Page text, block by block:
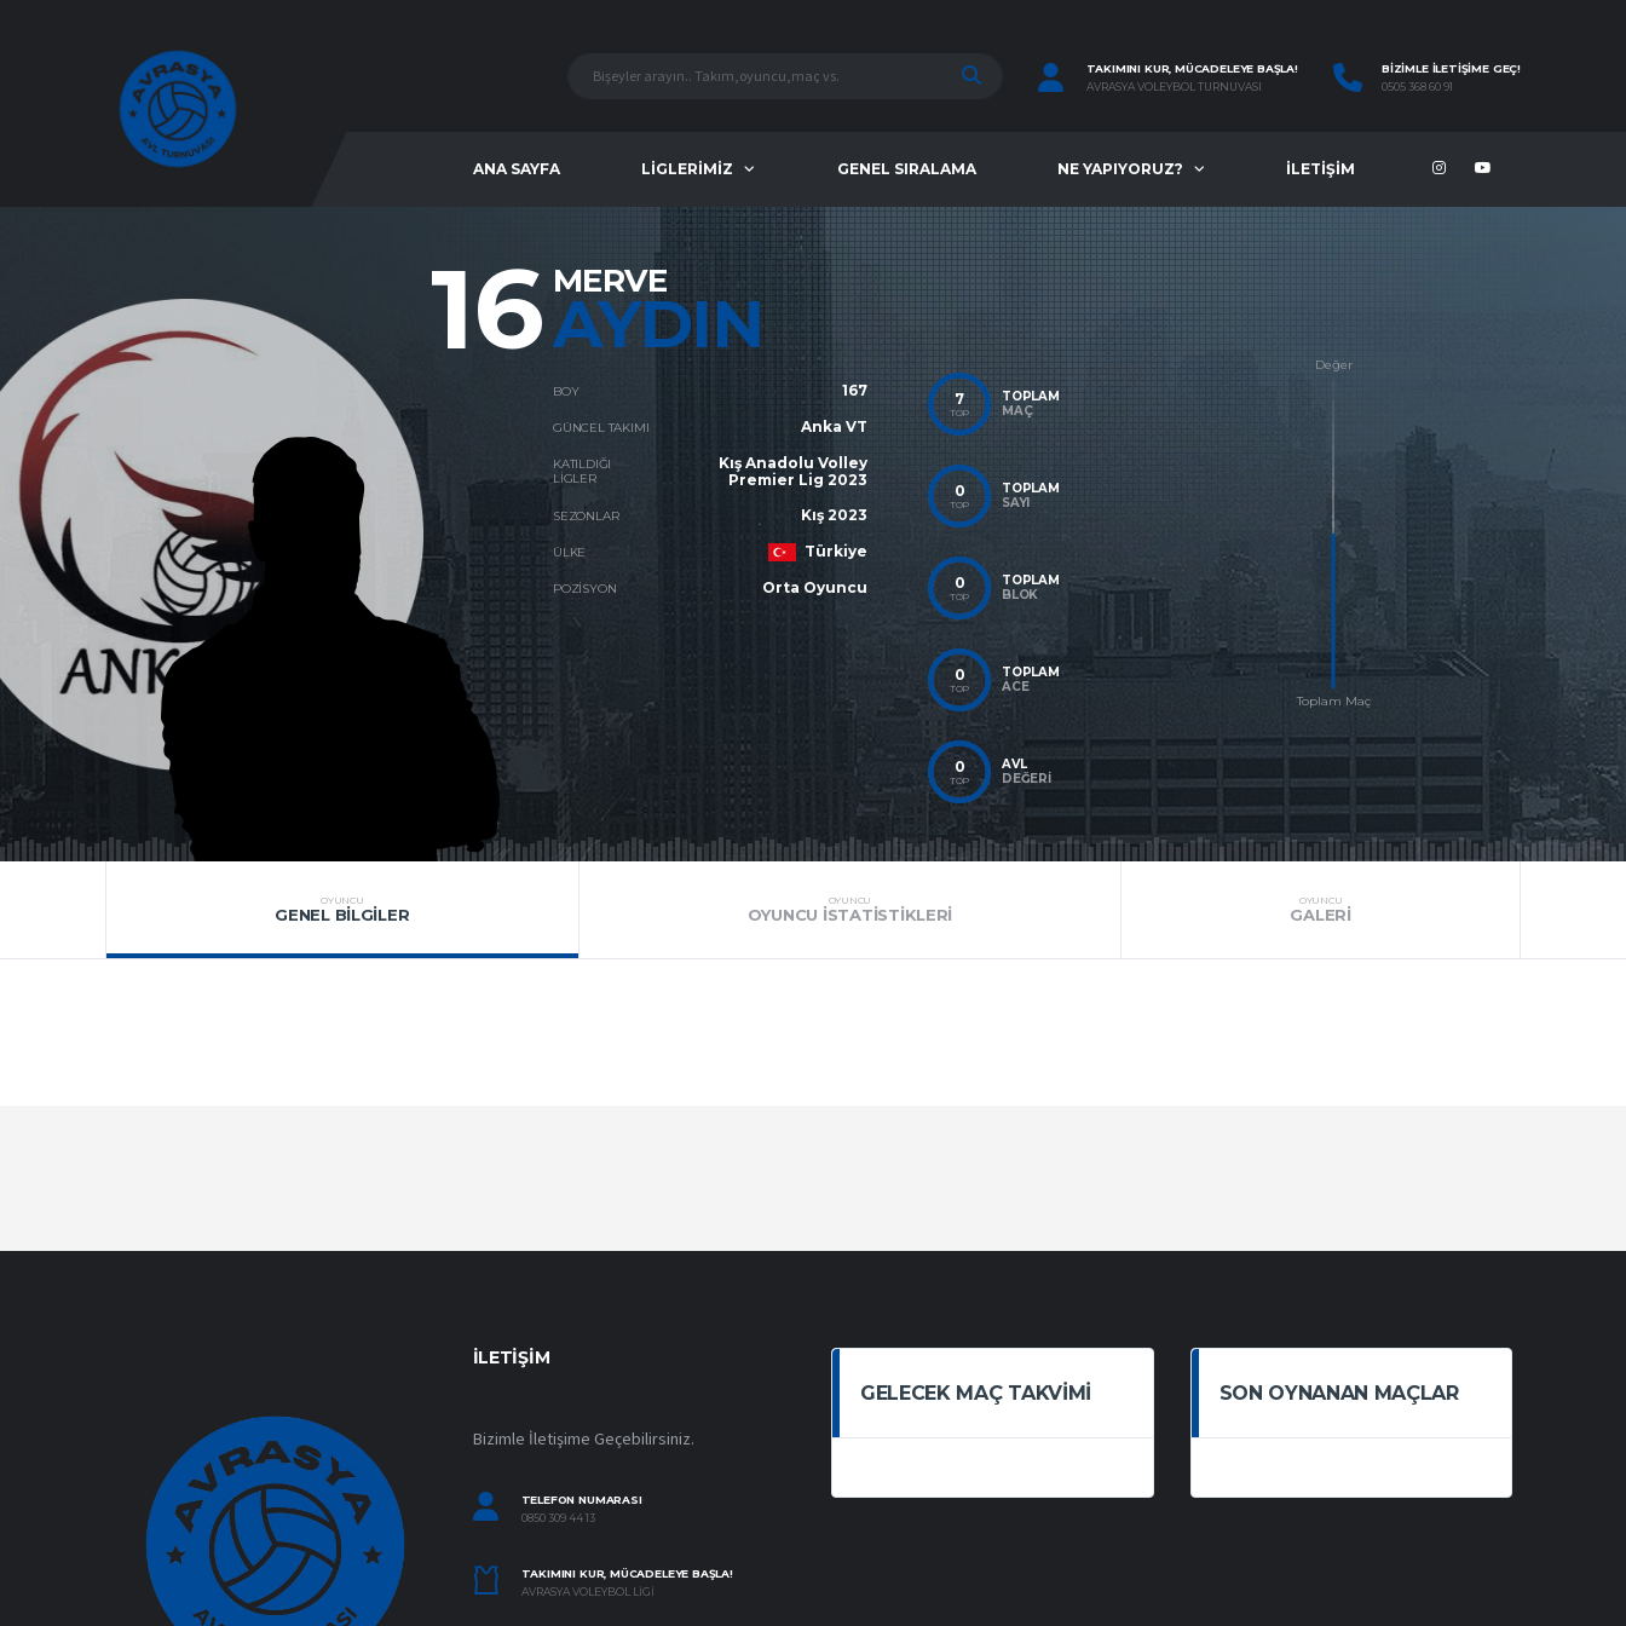
TAKIMINI KUR, MÜCADELEYE BAŞLA!
AVRASYA VOLEYBOL TURNUVASI
BIZIMLE İLETIŞIME GEÇ!
0505 368 60 91
ANA SAYFA LIGLERIMIZ GENEL SIRALAMA NE YAPIYORUZ? İLETIŞIM
16 MERVE
AYDIN
BOY 167
GÜNCEL TAKIMI Anka VT
KATILDIĞI
LIGLER
Kış Anadolu Volley
Premier Lig 2023
SEZONLAR Kış 2023
ÜLKE Türkiye
POZISYON Orta Oyuncu
7
TOP
TOPLAM
MAÇ
0
TOP
TOPLAM
SAYI
0
TOP
TOPLAM
BLOK
0
TOP
TOPLAM
ACE
0
TOP
AVL
DEĞERI
OYUNCU
GENEL BILGILER
OYUNCU
OYUNCU İSTATISTIKLERI
OYUNCU
GALERI
İLETIŞIM
Bizimle İletişime Geçebilirsiniz.
TELEFON NUMARASI
0850 309 44 13
TAKIMINI KUR, MÜCADELEYE BAŞLA!
AVRASYA VOLEYBOL LIGI
GELECEK MAÇ TAKVIMI SON OYNANAN MAÇLAR